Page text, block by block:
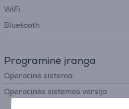
WiFi
Bluetooth
Programinė įranga
Operacinė sistema
Operacinės sistemos versija